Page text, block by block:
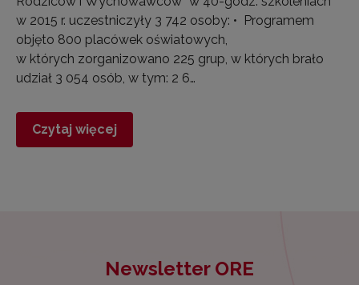
w 2015 r. uczestniczyły 3 742 osoby: • Programem
objęto 800 placówek oświatowych,
w których zorganizowano 225 grup, w których brało
udział 3 054 osób, w tym: 2 6…
Czytaj więcej
Newsletter ORE